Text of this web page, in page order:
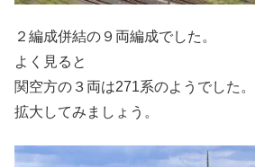
２編成併結の９両編成でした。
よく見ると
関空方の３両は271系のようでした。
拡大してみましょう。